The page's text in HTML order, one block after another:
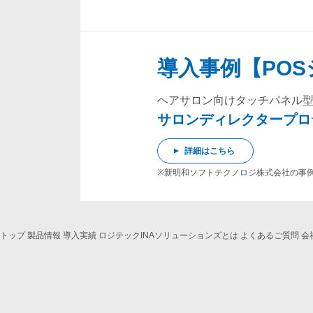
導入事例【
ヘアサロン向けタッチパネル
サロンディレクタープロ
詳細はこちら
※新明和ソフトテクノロジ株式会社の事
トップ 製品情報 導入実績 ロジテックINAソリューションズとは よくあるご質問 会